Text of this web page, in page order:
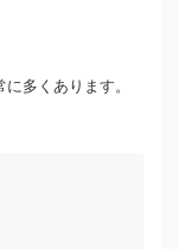
多くあります。